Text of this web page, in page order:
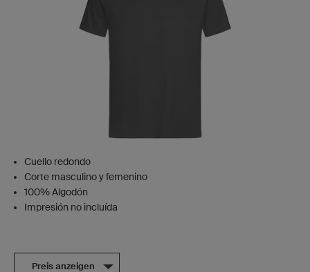
Cuello redondo
Corte masculino y femenino
100% Algodón
Impresión no incluída
Preis anzeigen